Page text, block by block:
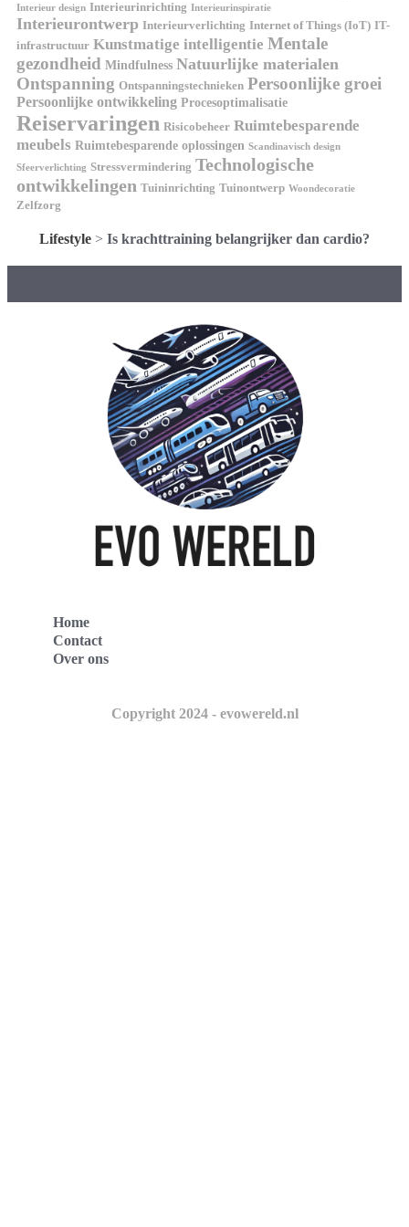
Interieur design Interieurinrichting Interieurinspiratie
Interieurontwerp Interieurverlichting Internet of Things (IoT) IT-
infrastructuur Kunstmatige intelligentie Mentale
gezondheid Mindfulness Natuurlijke materialen
Ontspanning Ontspanningstechnieken Persoonlijke groei
Persoonlijke ontwikkeling Procesoptimalisatie
Reiservaringen Risicobeheer Ruimtebesparende
meubels Ruimtebesparende oplossingen Scandinavisch design
Sfeerverlichting Stressvermindering Technologische
ontwikkelingen Tuininrichting Tuinontwerp Woondecoratie
Zelfzorg
Lifestyle > Is krachttraining belangrijker dan cardio?
Home
Contact
Over ons
Copyright 2024 - evowereld.nl